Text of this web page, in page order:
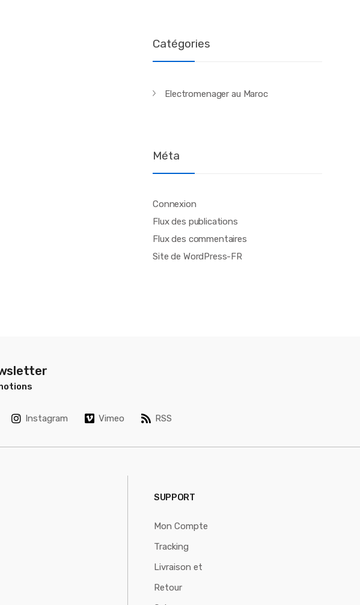
Catégories
Electromenager au Maroc
Méta
Connexion
Flux des publications
Flux des commentaires
Site de WordPress-FR
Instagram Vimeo RSS
SUPPORT
Mon Compte
Tracking
Livraison et
Retour